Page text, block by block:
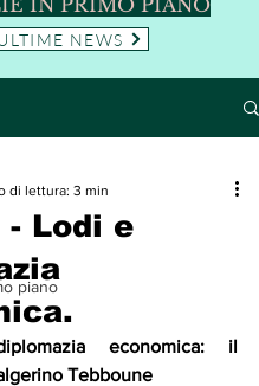
IN PRIMO PIANO
NEWS
piano
Lodi e
di lettura: 3 min
economica: il
Tebboune